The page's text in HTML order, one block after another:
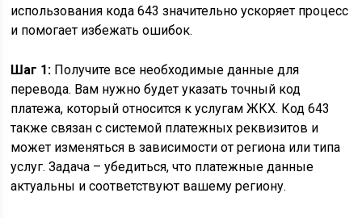
использования кода 643 значительно ускоряет процесс
и помогает избежать ошибок.
Шаг 1: Получите все необходимые данные для
перевода. Вам нужно будет указать точный код
платежа, который относится к услугам ЖКХ. Код 643
также связан с системой платежных реквизитов и
может изменяться в зависимости от региона или типа
услуг. Задача – убедиться, что платежные данные
актуальны и соответствуют вашему региону.